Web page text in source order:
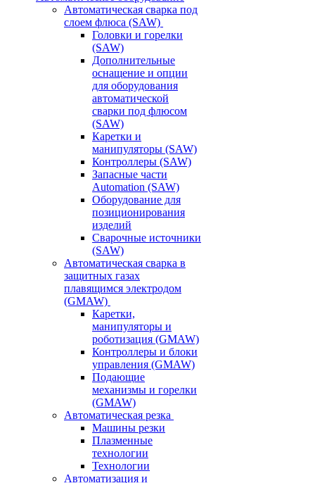
Автоматическая сварка под
слоем флюса (SAW)
Головки и горелки
(SAW)
Дополнительные
оснащение и опции
для оборудования
автоматической
сварки под флюсом
(SAW)
Каретки и
манипуляторы (SAW)
Контроллеры (SAW)
Запасные части
Automation (SAW)
Оборудование для
позиционирования
изделий
Сварочные источники
(SAW)
Автоматическая сварка в
защитных газах
плавящимся электродом
(GMAW)
Каретки,
манипуляторы и
роботизация (GMAW)
Контроллеры и блоки
управления (GMAW)
Подающие
механизмы и горелки
(GMAW)
Автоматическая резка
Машины резки
Плазменные
технологии
Технологии
Автоматизация и